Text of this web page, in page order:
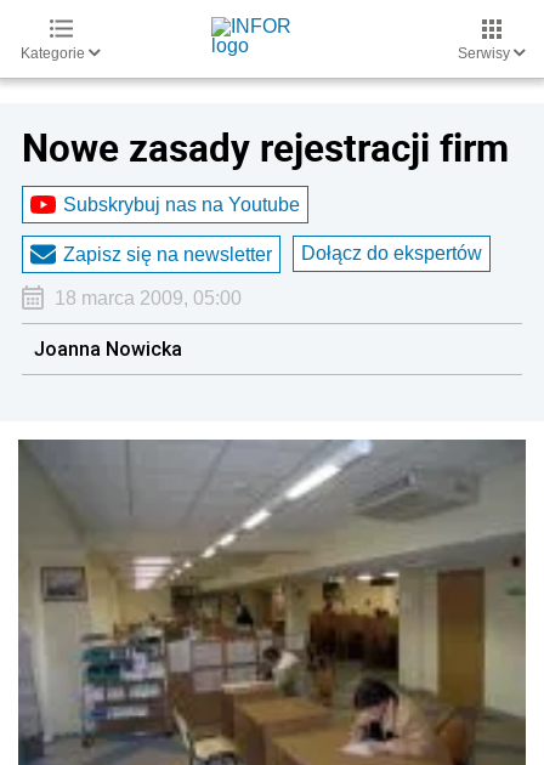
Kategorie Serwisy
Nowe zasady rejestracji firm
Subskrybuj nas na Youtube
Zapisz się na newsletter Dołącz do ekspertów
18 marca 2009, 05:00
Joanna Nowicka